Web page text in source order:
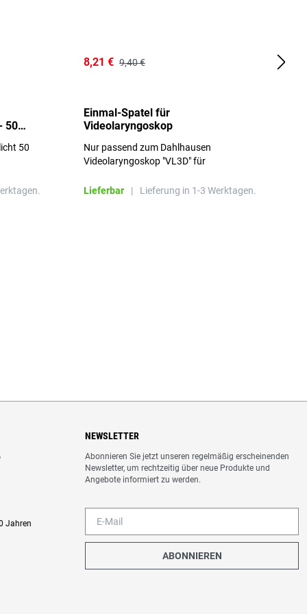
50
50
8,21 € 9,40 €
Einmal-Spatel für
Videolaryngoskop
Nur passend zum Dahlhausen
Videolaryngoskop "VL3D" für
Lieferbar
| Lieferung in 1-3 Werktagen.
Jahren
NEWSLETTER
Abonnieren Sie jetzt unseren regelmäßig erscheinenden
Newsletter, um rechtzeitig über neue Produkte und
Angebote informiert zu werden.
ABONNIEREN